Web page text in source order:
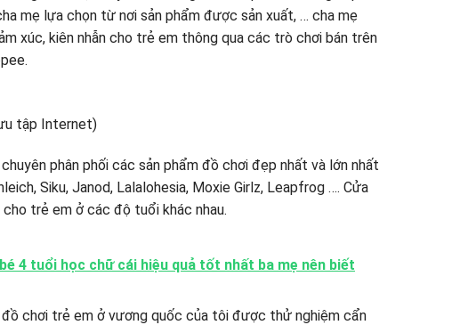
mẹ lựa chọn từ nơi sản phẩm được sản xuất, … cha mẹ
xúc, kiên nhẫn cho trẻ em thông qua các trò chơi bán trên
phân phối các sản phẩm đồ chơi đẹp nhất và lớn nhất
Siku, Janod, Lalalohesia, Moxie Girlz, Leapfrog …. Cửa
cho trẻ em ở các độ tuổi khác nhau.
4 tuổi học chữ cái hiệu quả tốt nhất ba mẹ nên biết
chơi trẻ em ở vương quốc của tôi được thử nghiệm cẩn